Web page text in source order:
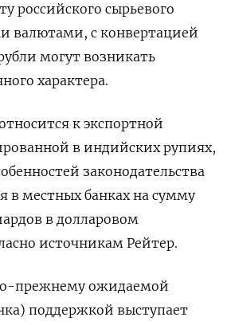
российского сырьевого
валютами, с конвертацией
могут возникать
характера.
к экспортной
в индийских рупиях,
законодательства
в местных банках на сумму
в долларовом
источникам Рейтер.
прежнему ожидаемой
поддержкой выступает